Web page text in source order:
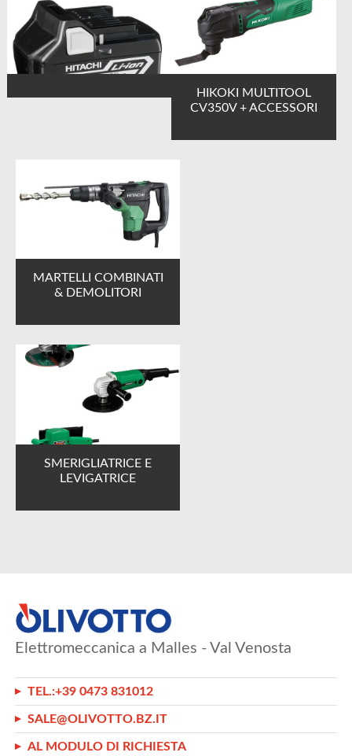
HIKOKI MULTITOOL
CV350V + ACCESSORI
MARTELLI COMBINATI
& DEMOLITORI
SMERIGLIATRICE E
LEVIGATRICE
Elettromeccanica a Malles - Val Venosta
TEL.:+39 0473 831012
SALE@OLIVOTTO.BZ.IT
AL MODULO DI RICHIESTA